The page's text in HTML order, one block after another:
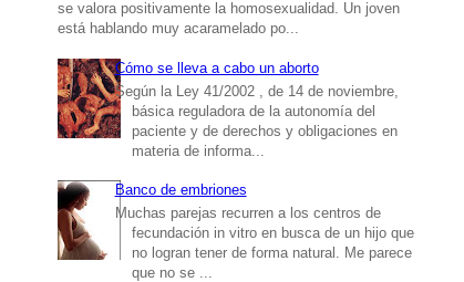
se valora positivamente la homosexualidad. Un joven
está hablando muy acaramelado po...
Cómo se lleva a cabo un aborto
Según la Ley 41/2002 , de 14 de noviembre,
básica reguladora de la autonomía del
paciente y de derechos y obligaciones en
materia de informa...
Banco de embriones
Muchas parejas recurren a los centros de
fecundación in vitro en busca de un hijo que
no logran tener de forma natural. Me parece
que no se ...